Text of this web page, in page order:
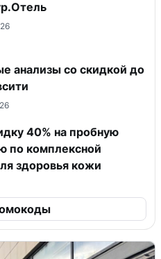
анализы со скидкой до
40% на пробную
по комплексной
здоровья кожи